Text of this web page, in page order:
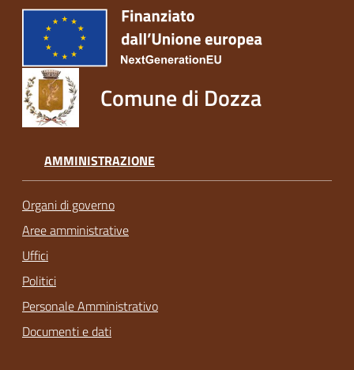
Comune di Dozza
AMMINISTRAZIONE
Organi di governo
Aree amministrative
Uffici
Politici
Personale Amministrativo
Documenti e dati